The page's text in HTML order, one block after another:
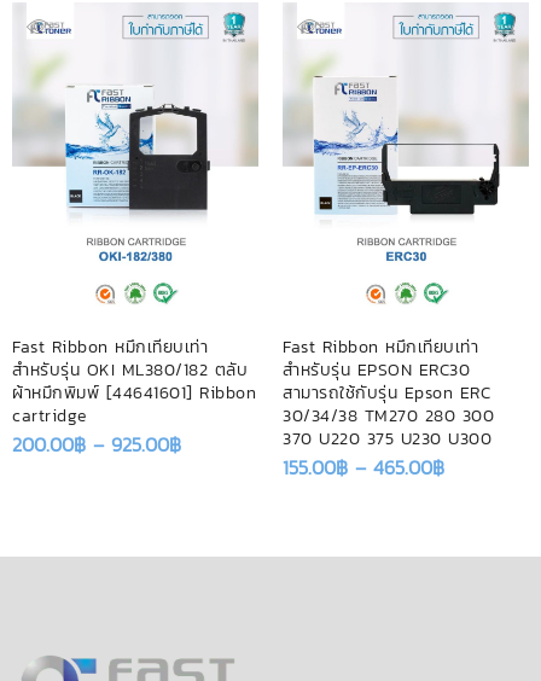
Fast Ribbon หมึกเทียบเท่า
สำหรับรุ่น OKI ML380/182 ตลับ
ผ้าหมึกพิมพ์ [44641601] Ribbon
cartridge
200.00฿ – 925.00฿
Fast Ribbon หมึกเทียบเท่า
สำหรับรุ่น EPSON ERC30
สามารถใช้กับรุ่น Epson ERC
30/34/38 TM270 280 300
370 U220 375 U230 U300
155.00฿ – 465.00฿